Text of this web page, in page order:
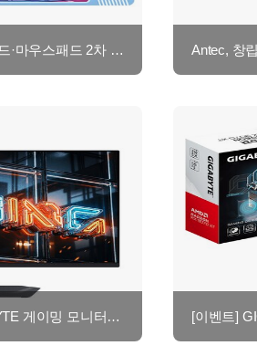
'블루 아카이브' 체리 키보드·마우스패드 2차 예약 판매, 제이웍스
[이벤트] AORUS·GIGABYTE 게이밍 모니터 8월 후기이벤트